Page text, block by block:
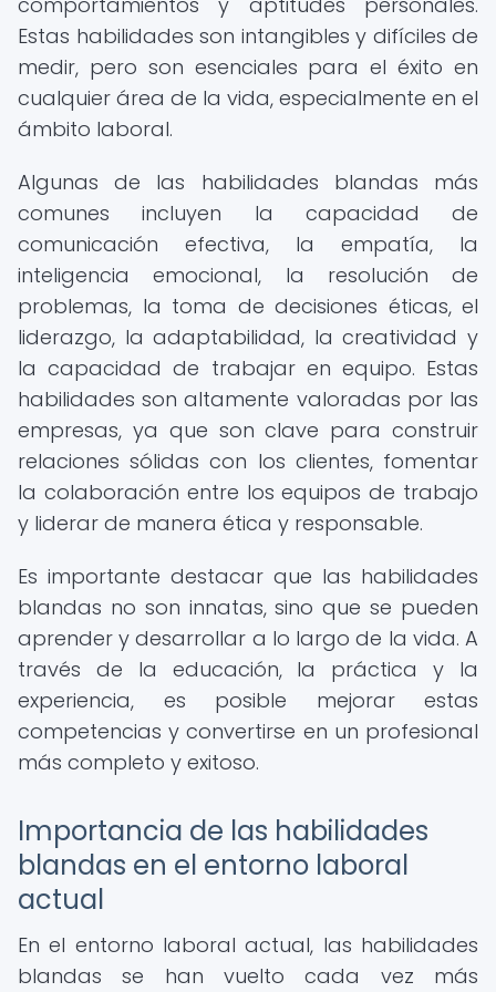
Estas habilidades son intangibles y difíciles de
medir, pero son esenciales para el éxito en
cualquier área de la vida, especialmente en el
ámbito laboral.
Algunas de las habilidades blandas más
comunes incluyen la capacidad de
comunicación efectiva, la empatía, la
inteligencia emocional, la resolución de
problemas, la toma de decisiones éticas, el
liderazgo, la adaptabilidad, la creatividad y
la capacidad de trabajar en equipo. Estas
habilidades son altamente valoradas por las
empresas, ya que son clave para construir
relaciones sólidas con los clientes, fomentar
la colaboración entre los equipos de trabajo
y liderar de manera ética y responsable.
Es importante destacar que las habilidades
blandas no son innatas, sino que se pueden
aprender y desarrollar a lo largo de la vida. A
través de la educación, la práctica y la
experiencia, es posible mejorar estas
competencias y convertirse en un profesional
más completo y exitoso.
Importancia de las habilidades
blandas en el entorno laboral
actual
En el entorno laboral actual, las habilidades
blandas se han vuelto cada vez más